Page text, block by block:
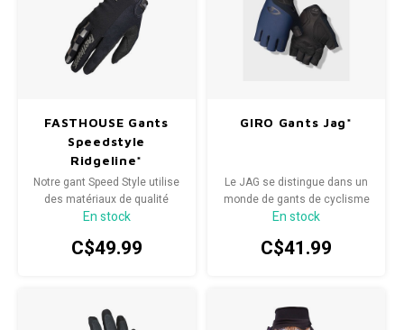
FASTHOUSE Gants
Speedstyle
Ridgeline*
Notre gant Speed ​​Style utilise
des matériaux de qualité
avec une coupe traditionnelle.
d'innombrables week-ends
la ligne de départ.
En stock
C$49.99
GIRO Gants Jag*
Le JAG se distingue dans un
monde de gants de cyclisme
de performance d'entrée de
choix pour les cyclistes qui
ajustement et confort.
En stock
C$41.99